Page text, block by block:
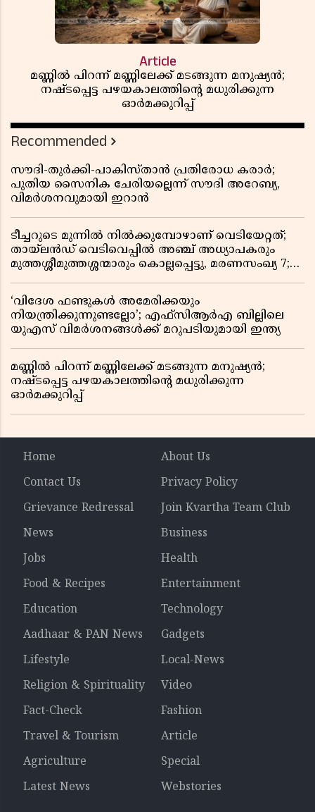
Article
മണ്ണിൽ പിറന്ന് മണ്ണിലേക്ക് മടങ്ങുന്ന മനുഷ്യൻ;
നഷ്ടപ്പെട്ട പഴയകാലത്തിൻ്റെ മധുരിക്കുന്ന
ഓർമക്കുറിപ്പ്
Recommended
സൗദി-തുർക്കി-പാകിസ്താൻ പ്രതിരോധ കരാർ;
പുതിയ സൈനിക ചേരിയല്ലെന്ന് സൗദി അറേബ്യ,
വിമർശനവുമായി ഇറാൻ
ടീച്ചറുടെ മുന്നിൽ നിൽക്കുമ്പോഴാണ് വെടിയേറ്റത്;
തായ്‌ലൻഡ് വെടിവെപ്പിൽ അഞ്ച് അധ്യാപകരും
മുത്തശ്ശീമുത്തശ്ശന്മാരും കൊല്ലപ്പെട്ടു, മരണസംഖ്യ 7;
‘വിദേശ ഫണ്ടുകൾ അമേരിക്കയും
നിയന്ത്രിക്കുന്നുണ്ടല്ലോ’; എഫ്സിആർഎ ബില്ലിലെ
യുഎസ് വിമർശനങ്ങൾക്ക് മറുപടിയുമായി ഇന്ത്യ
മണ്ണിൽ പിറന്ന് മണ്ണിലേക്ക് മടങ്ങുന്ന മനുഷ്യൻ;
നഷ്ടപ്പെട്ട പഴയകാലത്തിൻ്റെ മധുരിക്കുന്ന
ഓർമക്കുറിപ്പ്
Home
About Us
Contact Us
Privacy Policy
Grievance Redressal
Join Kvartha Team Club
News
Business
Jobs
Health
Food & Recipes
Entertainment
Education
Technology
Aadhaar & PAN News
Gadgets
Lifestyle
Local-News
Religion & Spirituality
Video
Fact-Check
Fashion
Travel & Tourism
Article
Agriculture
Special
Latest News
Webstories